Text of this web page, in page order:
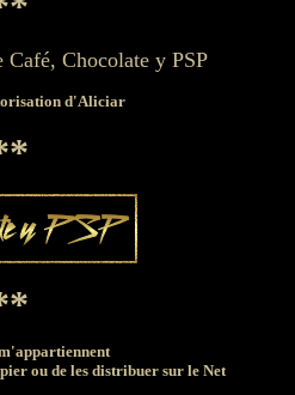
Chocolate y PSP
d'Aliciar
ou de les distribuer sur le Net